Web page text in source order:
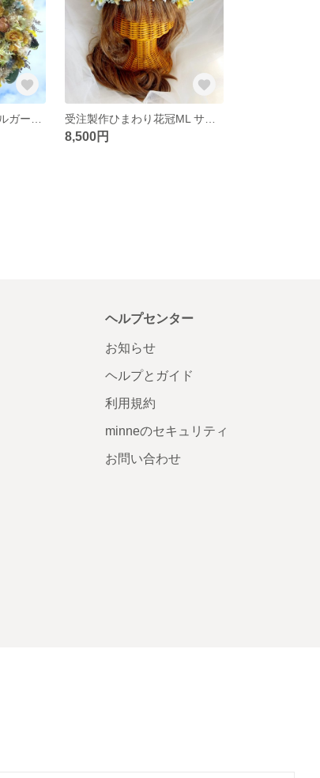
8,500円
ヘルプセンター
お知らせ
ヘルプとガイド
利用規約
minneのセキュリティ
お問い合わせ